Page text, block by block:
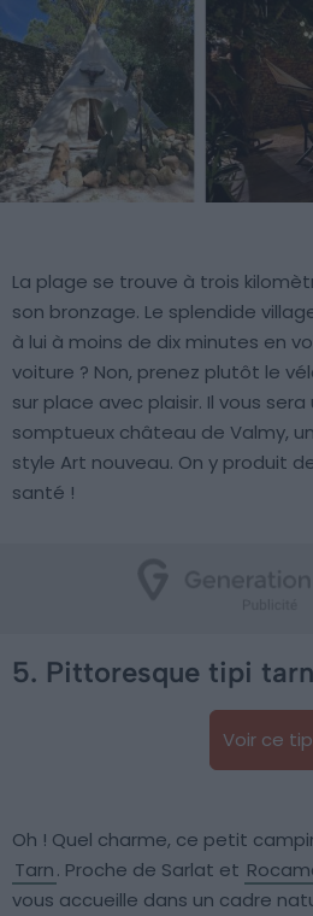
La plage se trouve à trois
son bronzage. Le splendide
à lui à moins de dix minutes en
voiture ? Non, prenez plutôt le
sur place avec plaisir. Il vous
somptueux château de Valmy,
style Art nouveau. On y produit
santé !
5. Pittoresque tipi
Voir ce
Oh ! Quel charme, ce petit
Tarn. Proche de Sarlat et
vous accueille dans un cadre